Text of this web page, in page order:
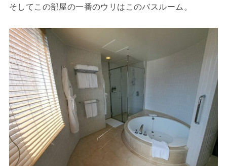
そしてこの部屋の一番のウリはこのバスルーム。